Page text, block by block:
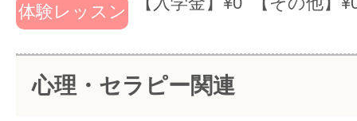
《 趣味としてカラー全般を生活
から、本格プロを目指す方まで、
毎年高い合格率と丁寧で親切な指
色彩検定対策など色に関する学習
を全て行う事ができます。
体験レッスン
心理・セラピー関連